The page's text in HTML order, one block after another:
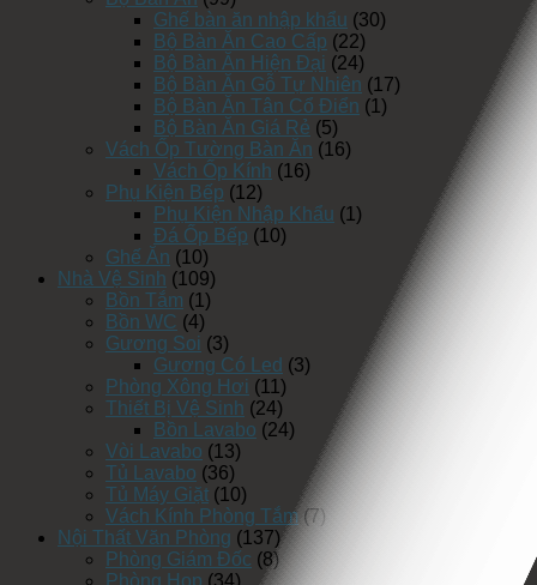
Ghế bàn ăn nhập khẩu (30)
Bộ Bàn Ăn Cao Cấp (22)
Bộ Bàn Ăn Hiện Đại (24)
Bộ Bàn Ăn Gỗ Tự Nhiên (17)
Bộ Bàn Ăn Tân Cổ Điển (1)
Bộ Bàn Ăn Giá Rẻ (5)
Vách Ốp Tường Bàn Ăn (16)
Vách Ốp Kính (16)
Phụ Kiện Bếp (12)
Phụ Kiện Nhập Khẩu (1)
Đá Ốp Bếp (10)
Ghế Ăn (10)
Nhà Vệ Sinh (109)
Bồn Tắm (1)
Bồn WC (4)
Gương Soi (3)
Gương Có Led (3)
Phòng Xông Hơi (11)
Thiết Bị Vệ Sinh (24)
Bồn Lavabo (24)
Vòi Lavabo (13)
Tủ Lavabo (36)
Tủ Máy Giặt (10)
Vách Kính Phòng Tắm (7)
Nội Thất Văn Phòng (137)
Phòng Giám Đốc (8)
Phòng Họp (34)